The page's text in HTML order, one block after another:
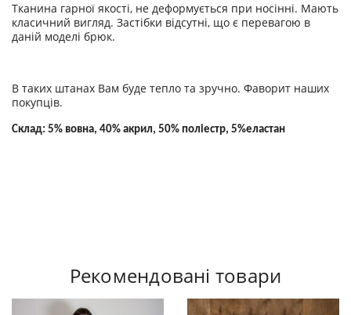
Тканина гарної якості, не деформується при носінні. Мають
класичний вигляд. Застібки відсутні, що є перевагою в
даній моделі брюк.
В таких штанах Вам буде тепло та зручно. Фаворит наших
покупців.
Склад: 5% вовна, 40% акрил, 50% поліестр, 5%еластан
Рекомендовані товари